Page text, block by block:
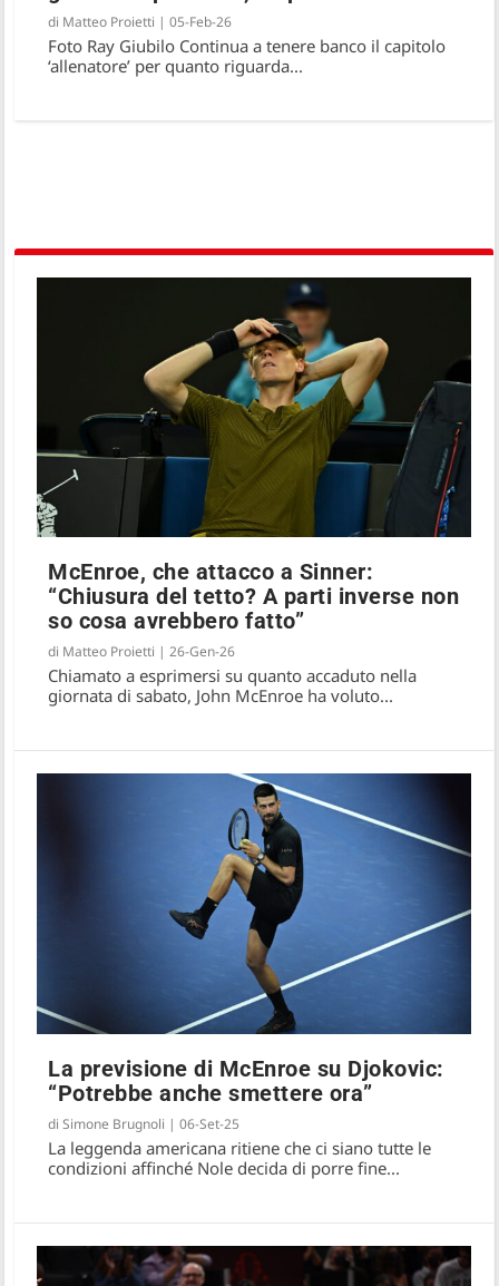
di Matteo Proietti |05-Feb-26
Foto Ray Giubilo Continua a tenere banco il capitolo
‘allenatore’ per quanto riguarda...
McEnroe, che attacco a Sinner:
“Chiusura del tetto? A parti inverse non
so cosa avrebbero fatto”
di Matteo Proietti |26-Gen-26
Chiamato a esprimersi su quanto accaduto nella
giornata di sabato, John McEnroe ha voluto...
La previsione di McEnroe su Djokovic:
“Potrebbe anche smettere ora”
diSimone Brugnoli |06-Set-25
La leggenda americana ritiene che ci siano tutte le
condizioni affinché Nole decida di porre fine...